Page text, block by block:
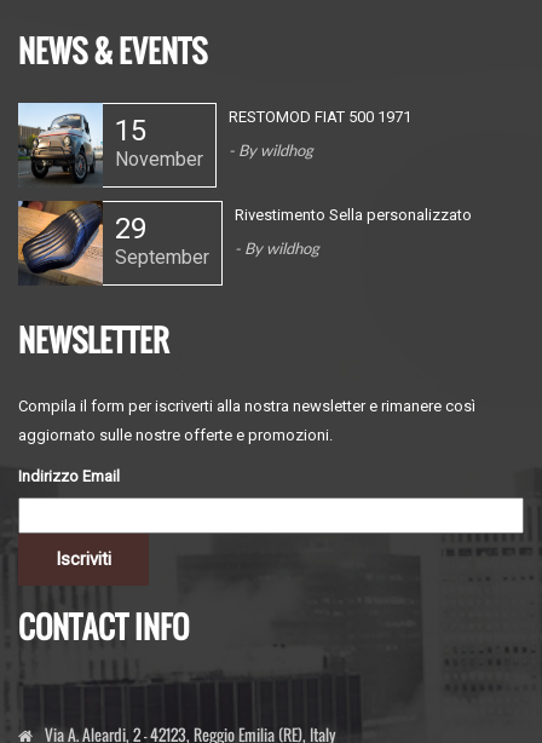
NEWS & EVENTS
fia00376_wilddog-
024.jpg
15
November
RESTOMOD FIAT 500 1971
- Bywildhog
20230210_095145.jpg
29
September
Rivestimento Sella personalizzato
- Bywildhog
NEWSLETTER
Compila il form per iscriverti alla nostra newsletter e rimanere così
aggiornato sulle nostre offerte e promozioni.
Indirizzo Email
CONTACT INFO
Via A. Aleardi, 2 - 42123, Reggio Emilia (RE), Italy